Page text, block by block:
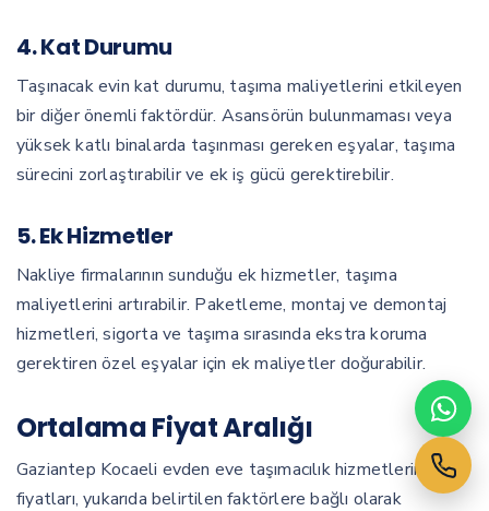
4. Kat Durumu
Taşınacak evin kat durumu, taşıma maliyetlerini etkileyen
bir diğer önemli faktördür. Asansörün bulunmaması veya
yüksek katlı binalarda taşınması gereken eşyalar, taşıma
sürecini zorlaştırabilir ve ek iş gücü gerektirebilir.
5. Ek Hizmetler
Nakliye firmalarının sunduğu ek hizmetler, taşıma
maliyetlerini artırabilir. Paketleme, montaj ve demontaj
hizmetleri, sigorta ve taşıma sırasında ekstra koruma
gerektiren özel eşyalar için ek maliyetler doğurabilir.
Ortalama Fiyat Aralığı
Gaziantep Kocaeli evden eve taşımacılık hizmetlerinin
fiyatları, yukarıda belirtilen faktörlere bağlı olarak